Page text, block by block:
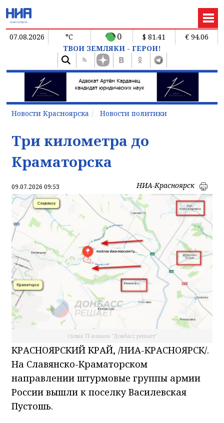
07.08.2026 °C 0 $ 81.41
€ 94.06
ТВОИ ЗЕМЛЯКИ - ГЕРОИ!
Новости Красноярска Новости политики
Три километра до
Краматорска
09.07.2026 09:53 НИА-Красноярск
Схема ТГ-канала "Донбасс решает"
КРАСНОЯРСКИЙ КРАЙ, /НИА-КРАСНОЯРСК/.
На Славянско-Краматорском
направлении штурмовые группы армии
России вышли к поселку Василевская
Пустошь.